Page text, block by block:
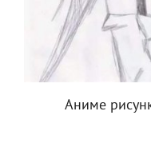
Аниме